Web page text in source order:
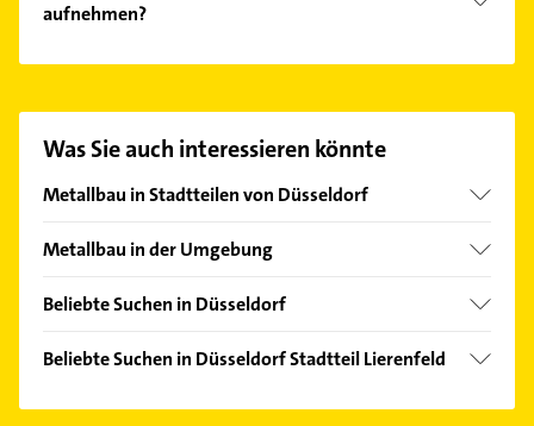
aufnehmen?
finden Sie alleKontaktdaten.
Was Sie auch interessieren könnte
Metallbau in Stadtteilen von Düsseldorf
Eller
Hassels
Metallbau in der Umgebung
Erkrath
Hilden
Beliebte Suchen in Düsseldorf
Ärztehaus
Allgemeinarzt
Beliebte Suchen in Düsseldorf Stadtteil Lierenfeld